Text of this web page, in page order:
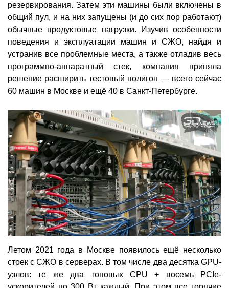
резервирования. Затем эти машины были включены в
общий пул, и на них запущены (и до сих пор работают)
обычные продуктовые нагрузки. Изучив особенности
поведения и эксплуатации машин и СЖО, найдя и
устранив все проблемные места, а также отладив весь
программно-аппаратный стек, компания приняла
решение расширить тестовый полигон — всего сейчас
60 машин в Москве и ещё 40 в Санкт-Петербурге.
Летом 2021 года в Москве появилось ещё несколько
стоек с СЖО в серверах. В том числе два десятка GPU-
узлов: те же два топовых CPU + восемь PCIe-